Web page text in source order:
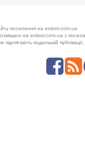
посилання на enkorr.com.ua
на enkorr.com.ua з
подальшій публікації,